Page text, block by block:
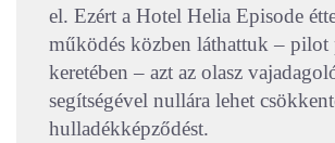
el. Ezért a Hotel Helia Episode
működés közben láthattuk – pilot
keretében – azt az olasz
segítségével nullára lehet
hulladékképződést.